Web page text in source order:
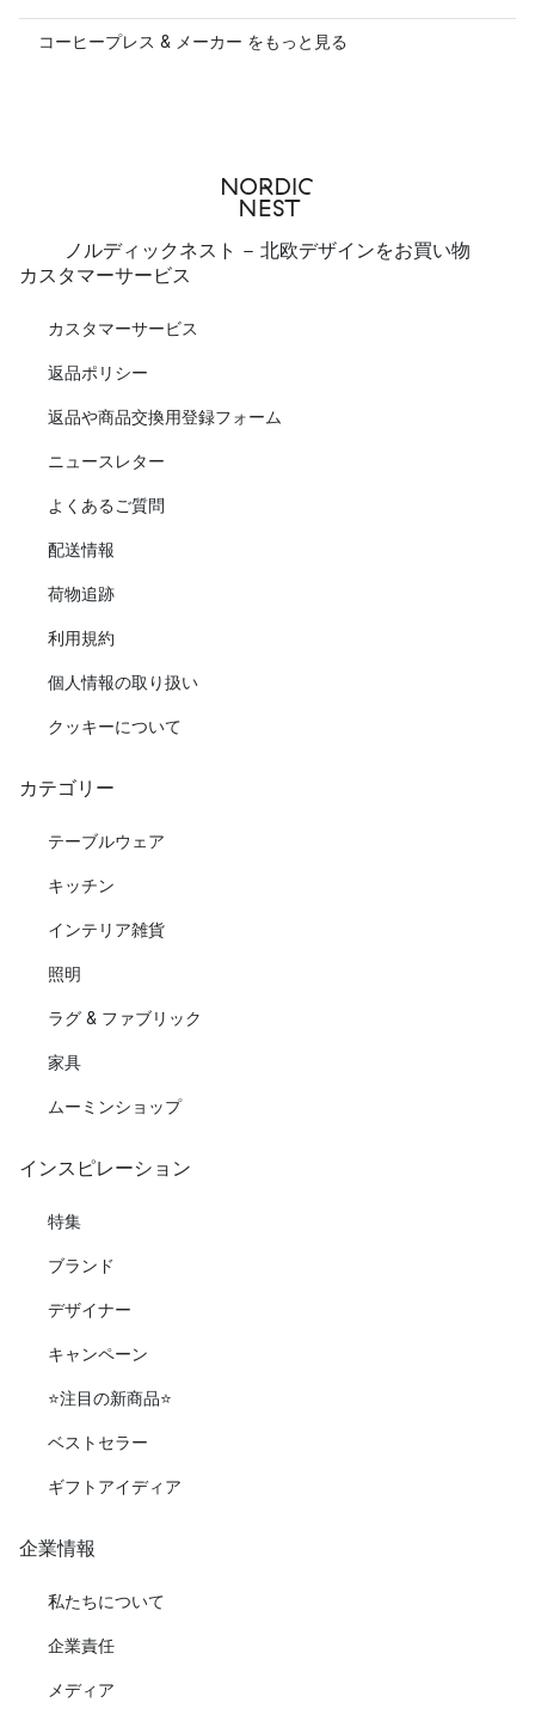
コーヒープレス & メーカー をもっと見る
ノルディックネスト - 北欧デザインをお買い物
カスタマーサービス
カスタマーサービス
返品ポリシー
返品や商品交換用登録フォーム
ニュースレター
よくあるご質問
配送情報
荷物追跡
利用規約
個人情報の取り扱い
クッキーについて
カテゴリー
テーブルウェア
キッチン
インテリア雑貨
照明
ラグ & ファブリック
家具
ムーミンショップ
インスピレーション
特集
ブランド
デザイナー
キャンペーン
⭐️注目の新商品⭐️
ベストセラー
ギフトアイディア
企業情報
私たちについて
企業責任
メディア